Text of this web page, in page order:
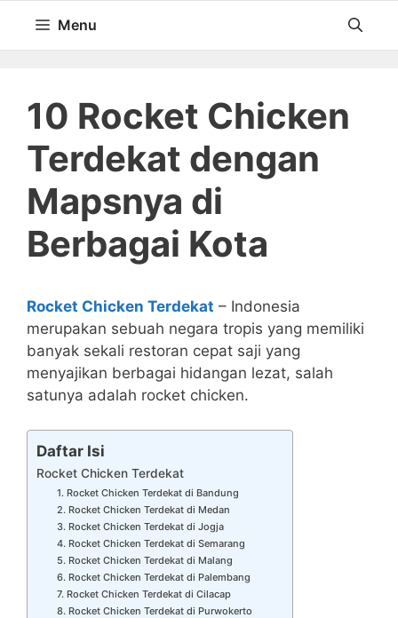
isi
Menu
10 Rocket Chicken
Terdekat dengan
Mapsnya di
Berbagai Kota
Rocket Chicken Terdekat – Indonesia
merupakan sebuah negara tropis yang memiliki
banyak sekali restoran cepat saji yang
menyajikan berbagai hidangan lezat, salah
satunya adalah rocket chicken.
Daftar Isi
Rocket Chicken Terdekat
1. Rocket Chicken Terdekat di Bandung
2. Rocket Chicken Terdekat di Medan
3. Rocket Chicken Terdekat di Jogja
4. Rocket Chicken Terdekat di Semarang
5. Rocket Chicken Terdekat di Malang
6. Rocket Chicken Terdekat di Palembang
7. Rocket Chicken Terdekat di Cilacap
8. Rocket Chicken Terdekat di Purwokerto